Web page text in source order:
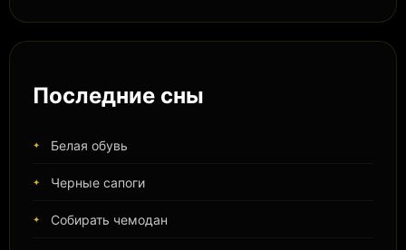
Последние сны
Белая обувь
Черные сапоги
Собирать чемодан